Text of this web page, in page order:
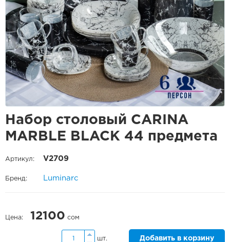
Набор столовый CARINA
MARBLE BLACK 44 предмета
Артикул: V2709
Бренд: Luminarc
Цена: 12100 сом
шт. Добавить в корзину